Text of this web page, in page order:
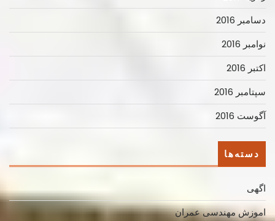
دسامبر 2016
نوامبر 2016
اکتبر 2016
سپتامبر 2016
آگوست 2016
دسته‌ها
اگهی
اموزش مهندسی عمران